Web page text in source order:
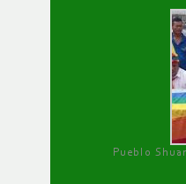
Pueblo